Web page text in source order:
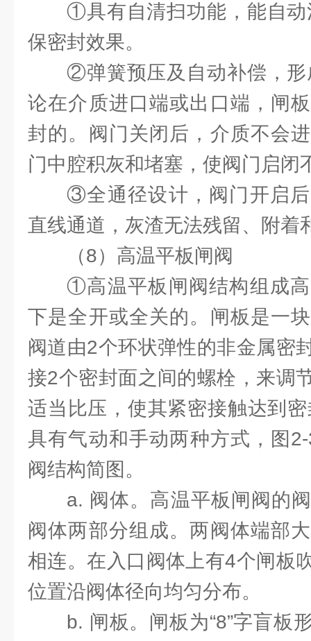
①具有自清扫功能，能自
保密封效果。
②弹簧预压及自动补偿，
论在介质进口端或出口端，闸
封的。阀门关闭后，介质不会
门中腔积灰和堵塞，使阀门启闭
③全通径设计，阀门开启
直线通道，灰渣无法残留、附着
（8）高温平板闸阀
①高温平板闸阀结构组成
下是全开或全关的。闸板是一
阀道由2个环状弹性的非金属密
接2个密封面之间的螺栓，来调
适当比压，使其紧密接触达到
具有气动和手动两种方式，图
阀结构简图。
a. 阀体。高温平板闸阀的
阀体两部分组成。两阀体端部
相连。在入口阀体上有4个闸板
位置沿阀体径向均匀分布。
b. 闸板。闸板为“8”字盲板